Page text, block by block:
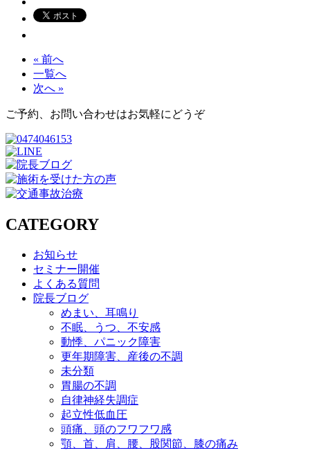
« 前へ
一覧へ
次へ »
ご予約、お問い合わせはお気軽にどうぞ
CATEGORY
お知らせ
セミナー開催
よくある質問
院長ブログ
めまい、耳鳴り
不眠、うつ、不安感
動悸、パニック障害
更年期障害、産後の不調
未分類
胃腸の不調
自律神経失調症
起立性低血圧
頭痛、頭のフワフワ感
顎、首、肩、腰、股関節、膝の痛み